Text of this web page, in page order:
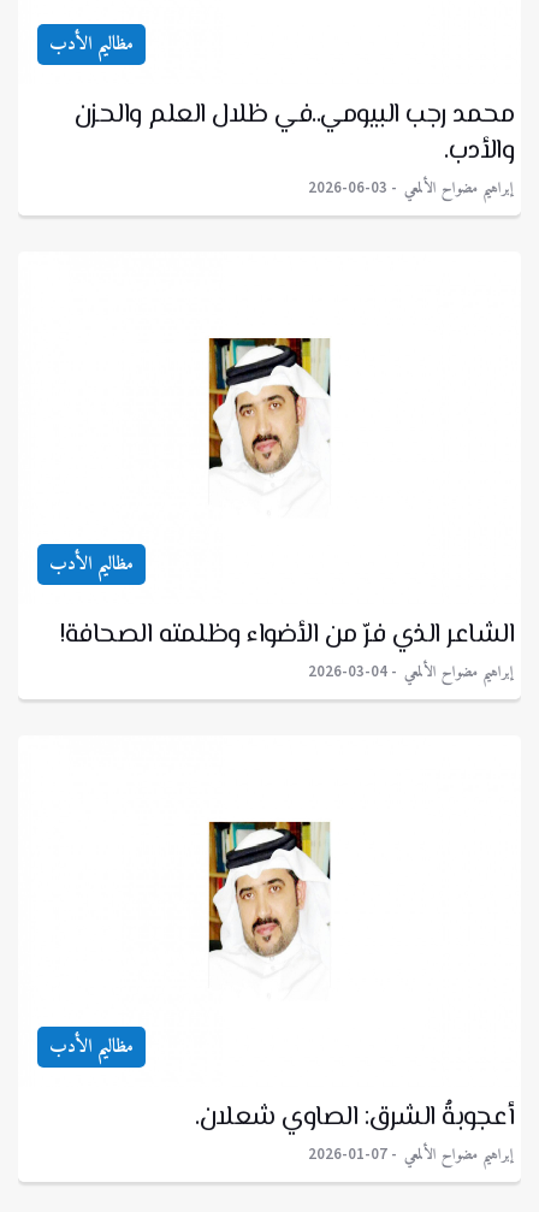
مظاليم الأدب
محمد رجب البيومي..في ظلال العلم والحزن
والأدب.
إبراهيم مضواح الألمعي 2026-06-03
مظاليم الأدب
الشاعر الذي فرّ من الأضواء وظلمته الصحافة!
إبراهيم مضواح الألمعي 2026-03-04
مظاليم الأدب
أعجوبةُ الشرق: الصاوي شعلان.
إبراهيم مضواح الألمعي 2026-01-07